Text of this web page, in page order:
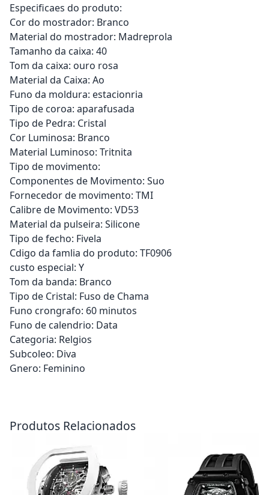
Especificaes do produto:
Cor do mostrador: Branco
Material do mostrador: Madreprola
Tamanho da caixa: 40
Tom da caixa: ouro rosa
Material da Caixa: Ao
Funo da moldura: estacionria
Tipo de coroa: aparafusada
Tipo de Pedra: Cristal
Cor Luminosa: Branco
Material Luminoso: Tritnita
Tipo de movimento:
Componentes de Movimento: Suo
Fornecedor de movimento: TMI
Calibre de Movimento: VD53
Material da pulseira: Silicone
Tipo de fecho: Fivela
Cdigo da famlia do produto: TF0906
custo especial: Y
Tom da banda: Branco
Tipo de Cristal: Fuso de Chama
Funo crongrafo: 60 minutos
Funo de calendrio: Data
Categoria: Relgios
Subcoleo: Diva
Gnero: Feminino
Produtos Relacionados